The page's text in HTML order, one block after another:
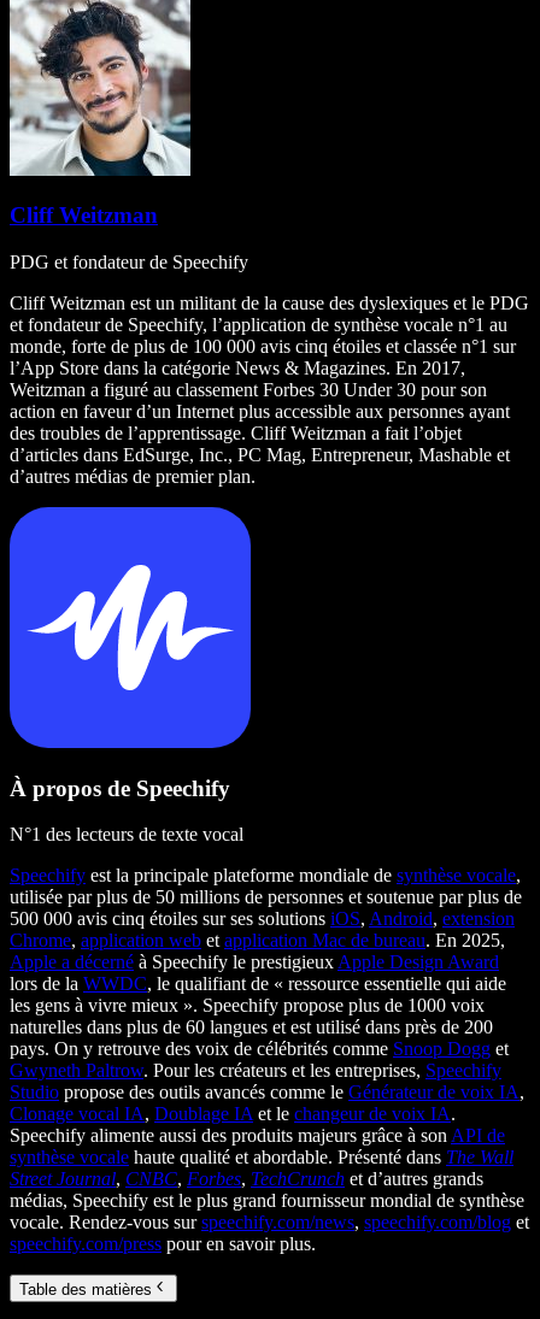
Cliff Weitzman
PDG et fondateur de Speechify
Cliff Weitzman est un militant de la cause des dyslexiques et le PDG
et fondateur de Speechify, l’application de synthèse vocale n°1 au
monde, forte de plus de 100 000 avis cinq étoiles et classée n°1 sur
l’App Store dans la catégorie News & Magazines. En 2017,
Weitzman a figuré au classement Forbes 30 Under 30 pour son
action en faveur d’un Internet plus accessible aux personnes ayant
des troubles de l’apprentissage. Cliff Weitzman a fait l’objet
d’articles dans EdSurge, Inc., PC Mag, Entrepreneur, Mashable et
d’autres médias de premier plan.
À propos de Speechify
N°1 des lecteurs de texte vocal
Speechify est la principale plateforme mondiale de synthèse vocale,
utilisée par plus de 50 millions de personnes et soutenue par plus de
500 000 avis cinq étoiles sur ses solutions iOS, Android, extension
Chrome, application web etapplication Mac de bureau. En 2025,
Apple a décerné à Speechify le prestigieuxApple Design Award
lors de la WWDC, le qualifiant de « ressource essentielle qui aide
les gens à vivre mieux ». Speechify propose plus de 1000 voix
naturelles dans plus de 60 langues et est utilisé dans près de 200
pays. On y retrouve des voix de célébrités comme Snoop Dogg et
Gwyneth Paltrow. Pour les créateurs et les entreprises, Speechify
Studio propose des outils avancés comme le Générateur de voix IA,
Clonage vocal IA, Doublage IAet le changeur de voix IA.
Speechify alimente aussi des produits majeurs grâce à sonAPI de
synthèse vocale haute qualité et abordable. Présenté dans The Wall
Street Journal, CNBC, Forbes, TechCrunch et d’autres grands
médias, Speechify est le plus grand fournisseur mondial de synthèse
vocale. Rendez-vous surspeechify.com/news, speechify.com/blog et
speechify.com/press pour en savoir plus.
Table des matières